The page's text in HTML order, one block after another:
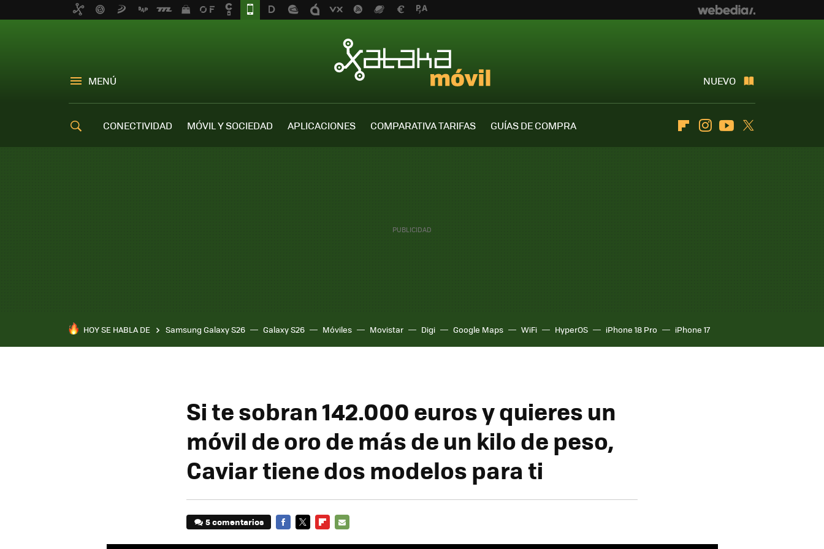
MENÚ NUEVO
CONECTIVIDAD MÓVIL Y SOCIEDAD APLICACIONES COMPARATIVA TARIFAS
GUÍAS DE COMPRA
FlipboardInstagramYoutube
HOY SE HABLA DE Samsung Galaxy S26 Galaxy S26 Móviles Movistar Digi Google Maps WiFi HyperOS iPhone 18 Pro iPhone 17
Si te sobran 142.000 euros y quieres un
móvil de oro de más de un kilo de peso,
Caviar tiene dos modelos para ti
5 comentarios